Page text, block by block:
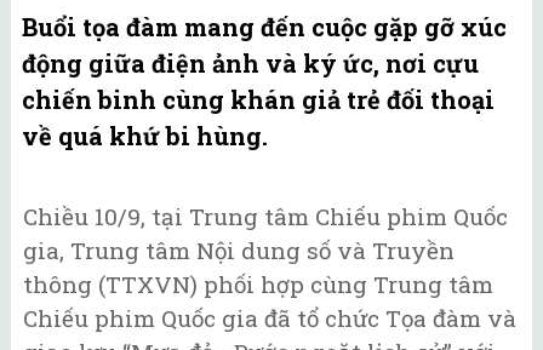
Buổi tọa đàm mang đến cuộc gặp gỡ xúc
động giữa điện ảnh và ký ức, nơi cựu
chiến binh cùng khán giả trẻ đối thoại
về quá khứ bi hùng.
Chiều 10/9, tại Trung tâm Chiếu phim Quốc
gia, Trung tâm Nội dung số và Truyền
thông (TTXVN) phối hợp cùng Trung tâm
Chiếu phim Quốc gia đã tổ chức Tọa đàm và